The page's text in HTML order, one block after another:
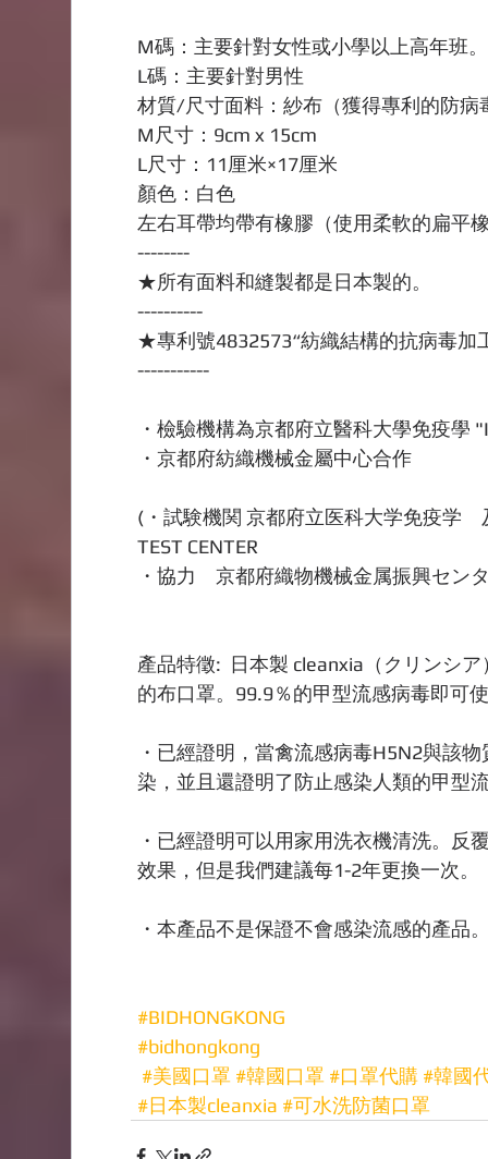
M碼：主要針對女性或小學以上高年班。
L碼：主要針對男性
材質/尺寸面料：紗布（獲得專利的防病
M尺寸：9cm x 15cm
L尺寸：11厘米×17厘米
顏色：白色
左右耳帶均帶有橡膠（使用柔軟的扁平
--------
★所有面料和縫製都是日本製的。
----------
★專利號4832573“紡織結構的抗病毒加
-----------
・檢驗機構為京都府立醫科大學免疫學
・京都府紡織機械金屬中心合作
(・試験機関 京都府立医科大学免疫学
TEST CENTER
・協力　京都府織物機械金属振興セン
產品特徵:  日本製 cleanxia（クリンシ
的布口罩。99.9％的甲型流感病毒即可
・已經證明，當禽流感病毒H5N2與該
染，並且還證明了防止感染人類的甲型
・已經證明可以用家用洗衣機清洗。反
效果，但是我們建議每1-2年更換一次。
・本產品不是保證不會感染流感的產品
#BIDHONGKONG
#bidhongkong
#美國口罩 #韓國口罩 #口罩代購 #韓國
#日本製cleanxia #可水洗防菌口罩